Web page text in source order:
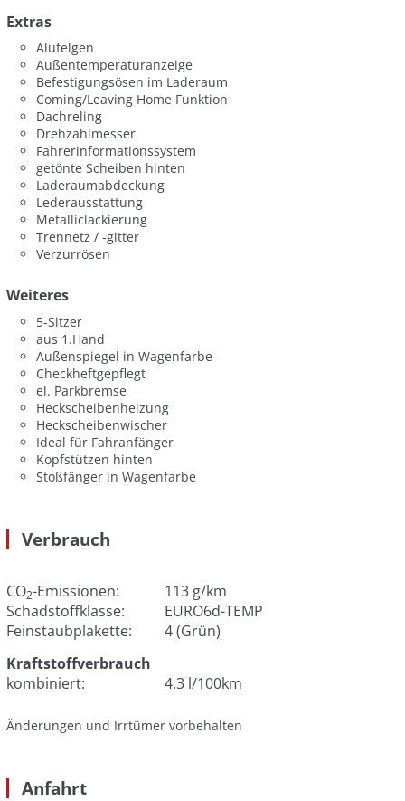
Extras
Alufelgen
Außentemperaturanzeige
Befestigungsösen im Laderaum
Coming/Leaving Home Funktion
Dachreling
Drehzahlmesser
Fahrerinformationssystem
getönte Scheiben hinten
Laderaumabdeckung
Lederausstattung
Metalliclackierung
Trennetz / -gitter
Verzurrösen
Weiteres
5-Sitzer
aus 1.Hand
Außenspiegel in Wagenfarbe
Checkheftgepflegt
el. Parkbremse
Heckscheibenheizung
Heckscheibenwischer
Ideal für Fahranfänger
Kopfstützen hinten
Stoßfänger in Wagenfarbe
Verbrauch
CO2-Emissionen:
113 g/km
Schadstoffklasse:
EURO6d-TEMP
Feinstaubplakette:
4 (Grün)
Kraftstoffverbrauch
kombiniert:
4.3 l/100km
Änderungen und Irrtümer vorbehalten
Anfahrt